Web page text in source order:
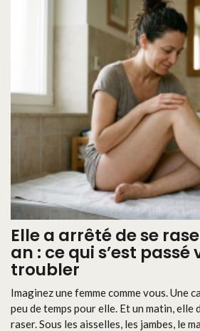
Elle a arrêté de se
an : ce qui s’est passé
troubler
Imaginez une femme comme vous. Une
peu de temps pour elle. Et un matin, elle
raser. Sous les aisselles, les jambes, le